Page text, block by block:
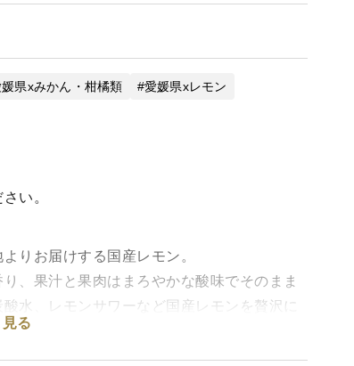
県xみかん・柑橘類
愛媛県xレモン
い。
りお届けする国産レモン。
、果汁と果肉はまろやかな酸味でそのまま
水、レモンサワーなど国産レモンを贅沢に
る